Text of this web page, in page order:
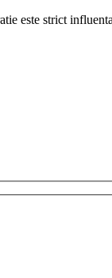
este strict